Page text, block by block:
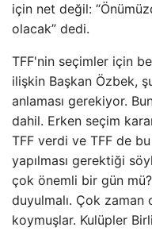
için net değil:
olacak” dedi.
TFF'nin seçimler için
ilişkin Başkan Özbek,
anlaması gerekiyor.
dahil. Erken seçim
TFF verdi ve TFF de bu
yapılması gerektiği
çok önemli bir gün mü?
duyulmalı. Çok zaman
koymuşlar. Kulüpler